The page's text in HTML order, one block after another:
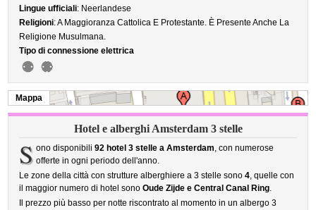
Lingue ufficiali: Neerlandese
Religioni: A Maggioranza Cattolica E Protestante. È Presente Anche La
Religione Musulmana.
Tipo di connessione elettrica
Mappa
Hotel e alberghi Amsterdam 3 stelle
S ono disponibili 92 hotel 3 stelle a Amsterdam, con numerose
offerte in ogni periodo dell'anno.
Le zone della città con strutture alberghiere a 3 stelle sono4, quelle con
il maggior numero di hotel sonoOude Zijde e Central Canal Ring.
Il prezzo più basso per notte riscontrato al momento in un albergo 3